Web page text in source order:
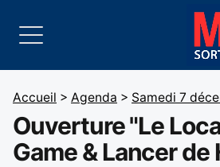
Accueil > Agenda > Samedi 7
Ouverture "Le
Game & Lancer de